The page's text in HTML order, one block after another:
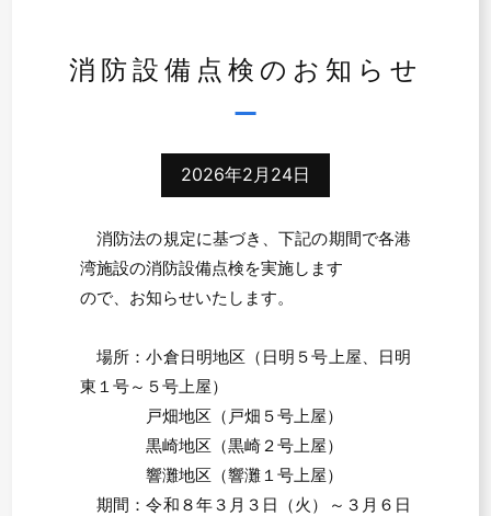
消防設備点検のお知らせ
2026年2月24日
消防法の規定に基づき、下記の期間で各港
湾施設の消防設備点検を実施します
ので、お知らせいたします。
場所：小倉日明地区（日明５号上屋、日明
東１号～５号上屋）
戸畑地区（戸畑５号上屋）
黒崎地区（黒崎２号上屋）
響灘地区（響灘１号上屋）
期間：令和８年３月３日（火）～３月６日